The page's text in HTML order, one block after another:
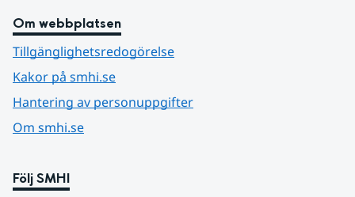
Om webbplatsen
Tillgänglighetsredogörelse
Kakor på smhi.se
Hantering av personuppgifter
Om smhi.se
Följ SMHI